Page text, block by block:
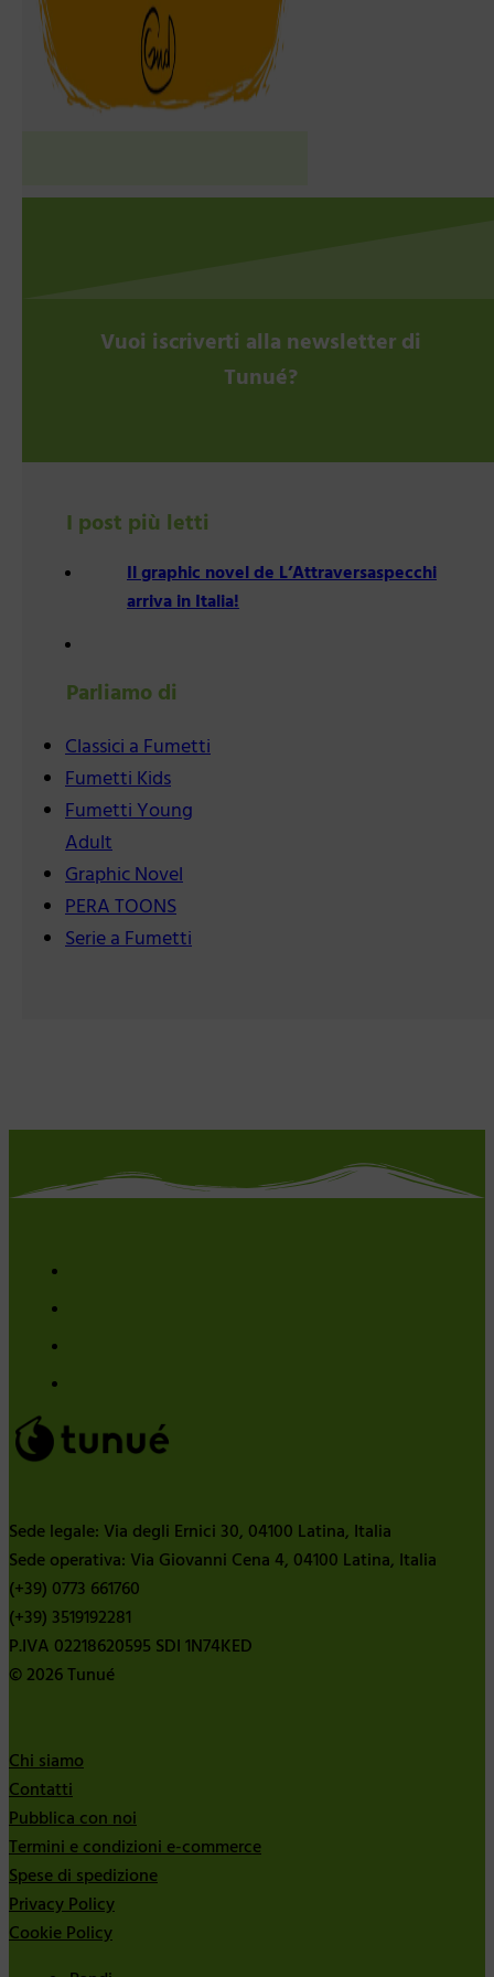
Vuoi iscriverti alla newsletter di
Tunué?
I post più letti
Il graphic novel de L’Attraversaspecchi
arriva in Italia!
Parliamo di
Classici a Fumetti
Fumetti Kids
Fumetti Young
Adult
Graphic Novel
PERA TOONS
Serie a Fumetti
Sede legale: Via degli Ernici 30, 04100 Latina, Italia
Sede operativa: Via Giovanni Cena 4, 04100 Latina, Italia
(+39) 0773 661760
(+39) 3519192281
P.IVA 02218620595 SDI 1N74KED
© 2026 Tunué
Chi siamo
Contatti
Pubblica con noi
Termini e condizioni e-commerce
Spese di spedizione
Privacy Policy
Cookie Policy